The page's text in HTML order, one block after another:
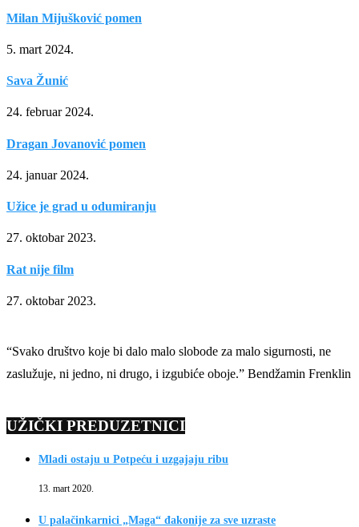
Milan Mijušković pomen
5. mart 2024.
Sava Žunić
24. februar 2024.
Dragan Jovanović pomen
24. januar 2024.
Užice je grad u odumiranju
27. oktobar 2023.
Rat nije film
27. oktobar 2023.
“Svako društvo koje bi dalo malo slobode za malo sigurnosti, ne
zaslužuje, ni jedno, ni drugo, i izgubiće oboje.” Bendžamin Frenklin
UŽIČKI PREDUZETNICI
Mladi ostaju u Potpeću i uzgajaju ribu
13. mart 2020.
U palačinkarnici „Maga“ đakonije za sve uzraste